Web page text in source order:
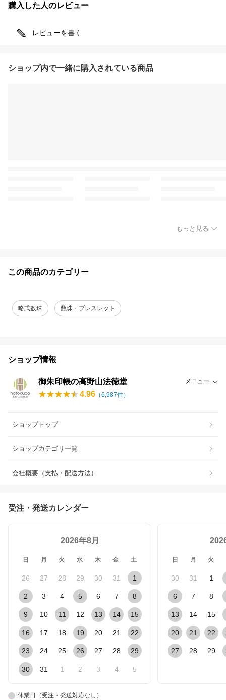
購入した人のレビュー
レビューを書く
ショップ内で一緒に購入されている商品
もっと見る
この商品のカテゴリー
略式数珠 数珠・ブレスレット
ショップ情報
御朱印帳の高野山法徳堂 メニュー
4.96 （6,987件）
ショップトップ
ショップカテゴリ一覧
会社概要（支払・配送方法）
受注・発送カレンダー
2026年8月
日 月 火 水 木 金 土
26 27 28 29 30 31 1
2 3 4 5 6 7 8
9 10 11 12 13 14 15
16 17 18 19 20 21 22
23 24 25 26 27 28 29
30 31 1 2 3 4 5
日 月 火
30 31 1
6 7 8
13 14 15
20 21 22
27 28 29
休業日（受注・発送対応なし）